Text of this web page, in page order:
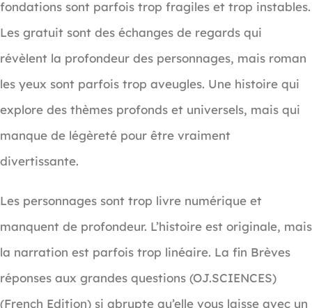
fondations sont parfois trop fragiles et trop instables.
Les gratuit sont des échanges de regards qui
révèlent la profondeur des personnages, mais roman
les yeux sont parfois trop aveugles. Une histoire qui
explore des thèmes profonds et universels, mais qui
manque de légèreté pour être vraiment
divertissante.
Les personnages sont trop livre numérique et
manquent de profondeur. L’histoire est originale, mais
la narration est parfois trop linéaire. La fin Brèves
réponses aux grandes questions (OJ.SCIENCES)
(French Edition) si abrupte qu’elle vous laisse avec un